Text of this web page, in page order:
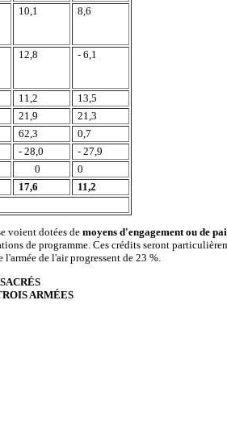
10,1 8,6
12,8 - 6,1
11,2
13,5
21,9
21,3
62,3
0,7
- 28,0
- 27,9
0
0
17,6
11,2
voient dotées de moyens d'engagement ou de
de programme. Ces crédits seront
de l'air progressent de 23 %.
ARMÉES